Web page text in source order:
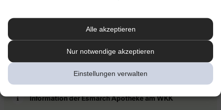
Alle akzeptieren
Nur notwendige akzeptieren
Einstellungen verwalten
Information der Esmarch Apotheke am WKK